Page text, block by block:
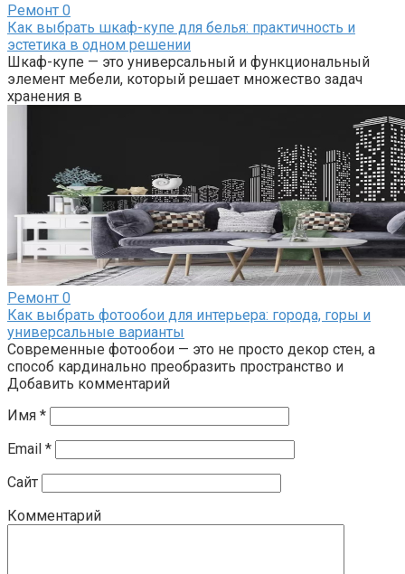
Ремонт 0
Как выбрать шкаф-купе для белья: практичность и
эстетика в одном решении
Шкаф-купе — это универсальный и функциональный
элемент мебели, который решает множество задач
хранения в
Ремонт 0
Как выбрать фотообои для интерьера: города, горы и
универсальные варианты
Современные фотообои — это не просто декор стен, а
способ кардинально преобразить пространство и
Добавить комментарий
Имя *
Email *
Сайт
Комментарий